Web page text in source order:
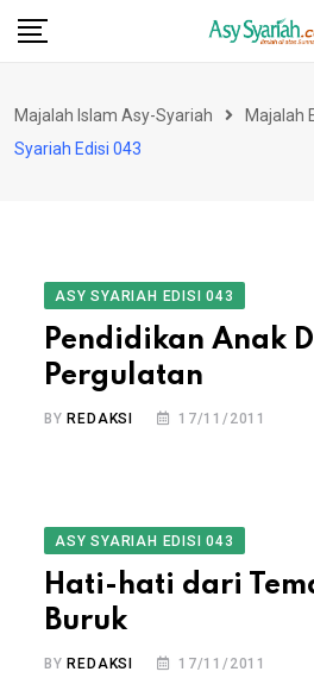
Skip
Majalah Islam Asy-Syariah Majalah
Syariah Edisi 043
ASY SYARIAH EDISI 043
Pendidikan Anak
Pergulatan
BYREDAKSI 17/11/2011
ASY SYARIAH EDISI 043
Hati-hati dari
Buruk
BYREDAKSI 17/11/2011